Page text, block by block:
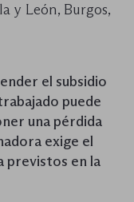
y León, Burgos,
el subsidio
puede
una pérdida
exige el
previstos en la